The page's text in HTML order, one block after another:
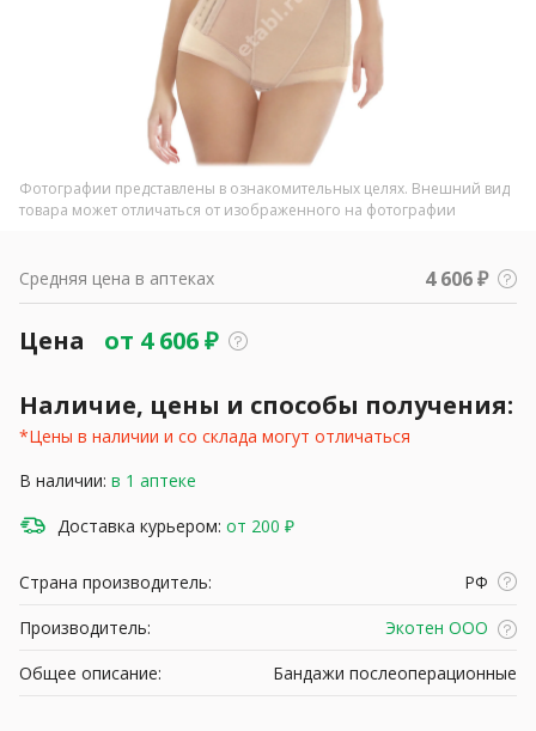
Фотографии представлены в ознакомительных целях. Внешний вид
товара может отличаться от изображенного на фотографии
Средняя цена в аптеках 4 606 ₽
Цена от 4 606₽
Наличие, цены и способы получения:
*Цены в наличии и со склада могут отличаться
В наличии: в 1 аптеке
Доставка курьером: от 200 ₽
Страна производитель:
РФ
Производитель:
Экотен ООО
Общее описание:
Бандажи послеоперационные